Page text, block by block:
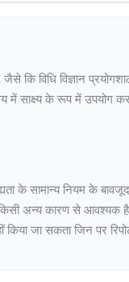
जैसे कि विधि विज्ञान
में साक्ष्य के रूप में उपयोग
के सामान्य नियम के
किसी अन्य कारण से
जा सकता जिन पर